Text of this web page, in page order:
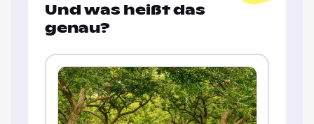
Und was heißt das
genau?